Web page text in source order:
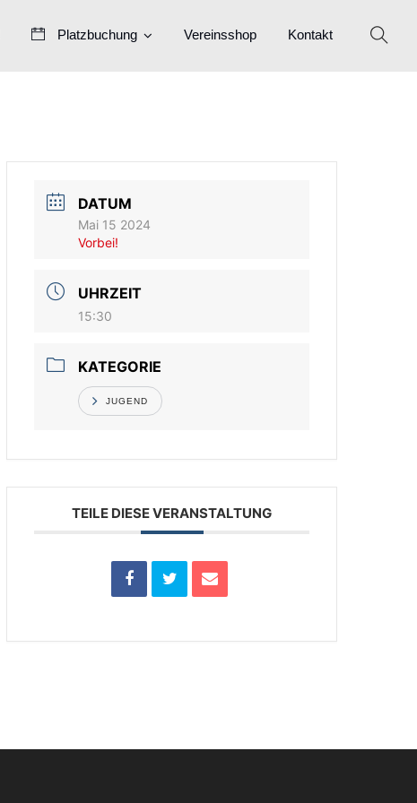
Platzbuchung Vereinsshop Kontakt
DATUM
Mai 15 2024
Vorbei!
UHRZEIT
15:30
KATEGORIE
JUGEND
TEILE DIESE VERANSTALTUNG